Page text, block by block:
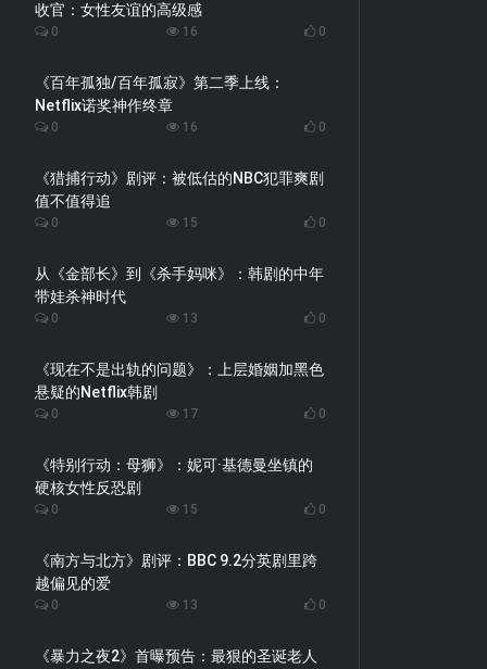
收官：女性友谊的高级感
0 16 0
《百年孤独/百年孤寂》第二季上线：
Netflix诺奖神作终章
0 16 0
《猎捕行动》剧评：被低估的NBC犯罪爽剧
值不值得追
0 15 0
从《金部长》到《杀手妈咪》：韩剧的中年
带娃杀神时代
0 13 0
《现在不是出轨的问题》：上层婚姻加黑色
悬疑的Netflix韩剧
0 17 0
《特别行动：母狮》：妮可·基德曼坐镇的
硬核女性反恐剧
0 15 0
《南方与北方》剧评：BBC 9.2分英剧里跨
越偏见的爱
0 13 0
《暴力之夜2》首曝预告：最狠的圣诞老人